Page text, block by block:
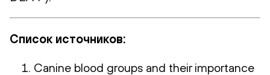
Список источников:
Canine blood groups and their importance